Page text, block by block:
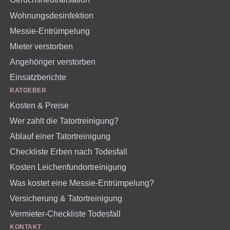
Wohnungsdesinfektion
Messie-Entrümpelung
Mieter verstorben
Angehöriger verstorben
Einsatzberichte
RATGEBER
Kosten & Preise
Wer zahlt die Tatortreinigung?
Ablauf einer Tatortreinigung
Checkliste Erben nach Todesfall
Kosten Leichenfundortreinigung
Was kostet eine Messie-Entrümpelung?
Versicherung & Tatortreinigung
Vermieter-Checkliste Todesfall
KONTAKT